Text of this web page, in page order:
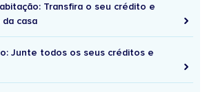
Transfira o seu crédito e
casa
Junte todos os seus créditos e